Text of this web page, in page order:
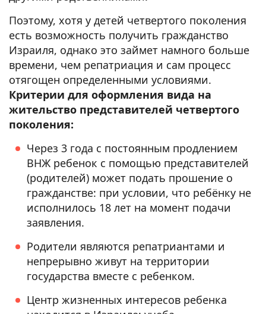
Поэтому, хотя у детей четвертого поколения
есть возможность получить гражданство
Израиля, однако это займет намного больше
времени, чем репатриация и сам процесс
отягощен определенными условиями.
Критерии для оформления вида на
жительство представителей четвертого
поколения:
Через 3 года с постоянным продлением
ВНЖ ребенок с помощью представителей
(родителей) может подать прошение о
гражданстве: при условии, что ребёнку не
исполнилось 18 лет на момент подачи
заявления.
Родители являются репатриантами и
непрерывно живут на территории
государства вместе с ребенком.
Центр жизненных интересов ребенка